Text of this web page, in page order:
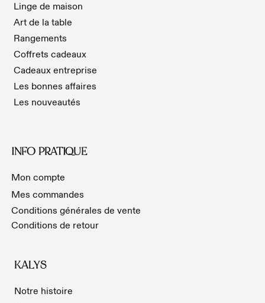
Linge de maison
Art de la table
Rangements
Coffrets cadeaux
Cadeaux entreprise
Les bonnes affaires
Les nouveautés
INFO PRATIQUE
Mon compte
Mes commandes
Conditions générales de vente
Conditions de retour
KALYS
Notre histoire